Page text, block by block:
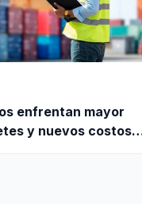
enfrentan mayor
y nuevos costos